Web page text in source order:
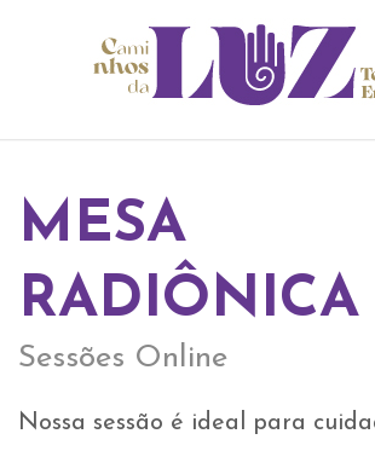
MESA
RADIÔNICA
Sessões Online
Nossa sessão é ideal para